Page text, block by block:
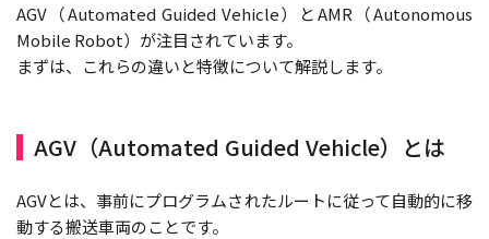
AGV（Automated Guided Vehicle）とAMR（Autonomous
Mobile Robot）が注目されています。
まずは、これらの違いと特徴について解説します。
AGV（Automated Guided Vehicle）とは
AGVとは、事前にプログラムされたルートに従って自動的に移
動する搬送車両のことです。